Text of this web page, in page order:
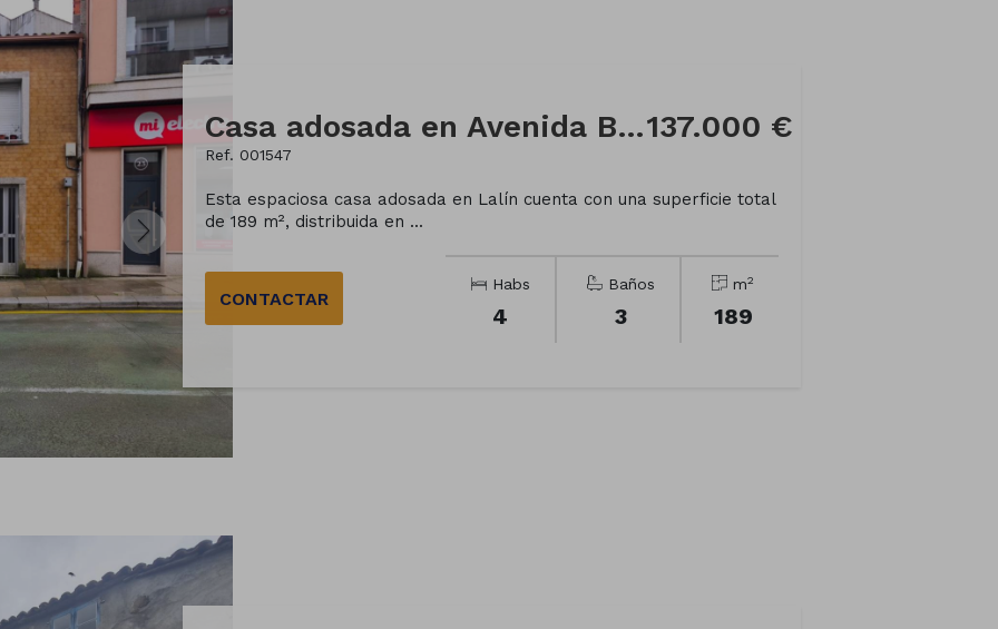
Casa adosada en Avenida Buenos Aires
Ref. 001547
137.000 €
Esta espaciosa casa adosada en Lalín cuenta con una superficie total
de 189 m², distribuida en ...
CONTACTAR
Habs
4
Baños
3
m2
189